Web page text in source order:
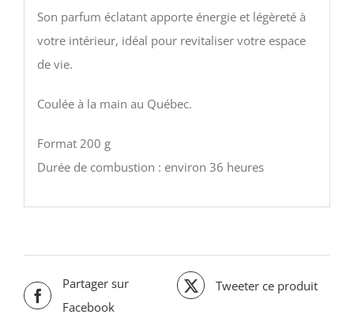
Son parfum éclatant apporte énergie et légèreté à
votre intérieur, idéal pour revitaliser votre espace
de vie.
Coulée à la main au Québec.
Format 200 g
Durée de combustion : environ 36 heures
Partager sur
Facebook
Tweeter ce produit